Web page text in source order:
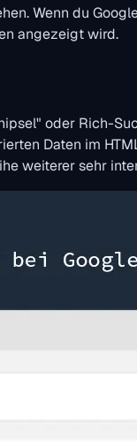
Wenn du
angezeigt wird.
oder Rich-
Daten im
weiterer sehr